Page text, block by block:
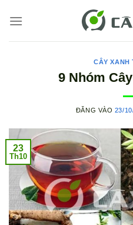
qua
CÂY XANH
9 Nhóm
ĐĂNG VÀO 23/
23
Th10